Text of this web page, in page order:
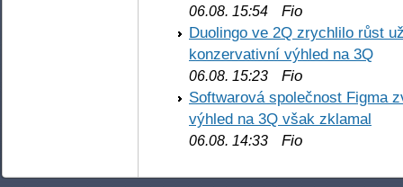
06.08. 15:54 Fio
Duolingo ve 2Q zrychlilo růst
konzervativní výhled na 3Q
06.08. 15:23 Fio
Softwarová společnost Figma
výhled na 3Q však zklamal
06.08. 14:33 Fio